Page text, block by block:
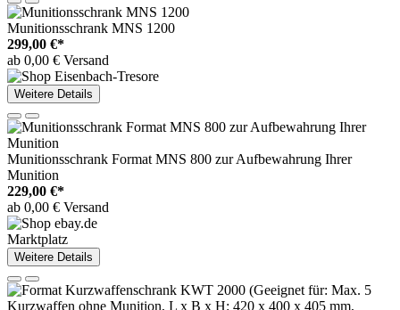
Munitionsschrank MNS 1200
299,00 €*
ab 0,00 € Versand
Weitere Details
Munitionsschrank Format MNS 800 zur Aufbewahrung Ihrer
Munition
229,00 €*
ab 0,00 € Versand
Marktplatz
Weitere Details